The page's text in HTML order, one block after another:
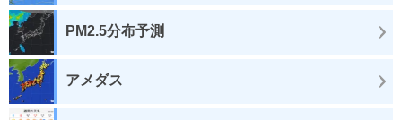
PM2.5分布予測
アメダス